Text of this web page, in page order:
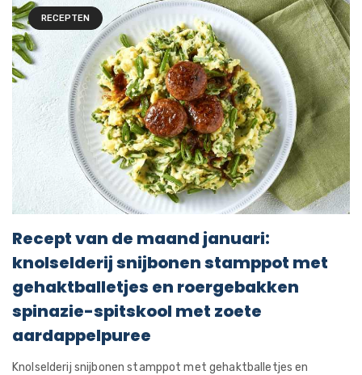
RECEPTEN
Recept van de maand januari:
knolselderij snijbonen stamppot met
gehaktballetjes en roergebakken
spinazie-spitskool met zoete
aardappelpuree
Knolselderij snijbonen stamppot met gehaktballetjes en